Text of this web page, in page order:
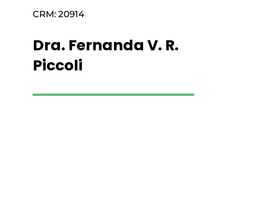
CRM: 20914
Dra. Fernanda V. R.
Piccoli